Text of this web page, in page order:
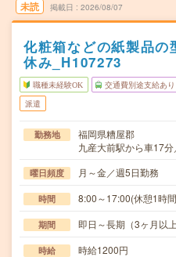
未読 掲載日 2026/08/07
化粧箱などの紙製品の
休み_H107273
職種未経験OK 交通費別途支給あり
派遣
勤務地
福岡県糟屋郡
九産大前駅から車17
曜日頻度 月～金／週5日勤務
時間 8:00～17:00(休憩1時
期間 即日～長期（3ヶ月以
時給 時給1200円